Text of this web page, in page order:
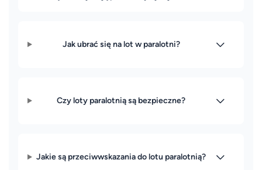
Jak ubrać się na lot w paralotni?
Czy loty paralotnią są bezpieczne?
Jakie są przeciwwskazania do lotu paralotnią?